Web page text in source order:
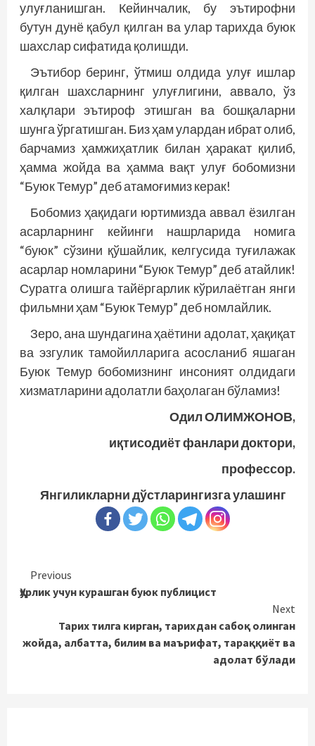
улуғланишган. Кейинчалик, бу эътирофни
бутун дунё қабул қилган ва улар тарихда буюк
шахслар сифатида қолишди.
Эътибор беринг, ўтмиш олдида улуғ ишлар
қилган шахсларнинг улуғлигини, аввало, ўз
халқлари эътироф этишган ва бошқаларни
шунга ўргатишган. Биз ҳам улардан ибрат олиб,
барчамиз ҳамжиҳатлик билан ҳаракат қилиб,
ҳамма жойда ва ҳамма вақт улуғ бобомизни
“Буюк Темур” деб атамоғимиз керак!
Бобомиз ҳақидаги юртимизда аввал ёзилган
асарларнинг кейинги нашрларида номига
“буюк” сўзини қўшайлик, келгусида туғилажак
асарлар номларини “Буюк Темур” деб атайлик!
Суратга олишга тайёргарлик кўрилаётган янги
фильмни ҳам “Буюк Темур” деб номлайлик.
Зеро, ана шундагина ҳаётини адолат, ҳақиқат
ва эзгулик тамойилларига асосланиб яшаган
Буюк Темур бобомизнинг инсоният олдидаги
хизматларини адолатли баҳолаган бўламиз!
Одил ОЛИМЖОНОВ,
иқтисодиёт фанлари доктори,
профессор.
Янгиликларни дўстларингизга улашинг
Continue
Reading
Previous
Ҳурлик учун курашган буюк публицист
Next
Тарих тилга кирган, тарихдан сабоқ олинган
жойда, албатта, билим ва маърифат, тараққиёт ва
адолат бўлади